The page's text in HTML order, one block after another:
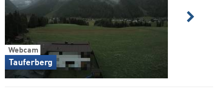
Webcam
Tauferberg